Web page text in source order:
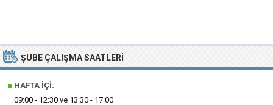
ŞUBE ÇALIŞMA SAATLERI
■ HAFTA İÇI:
09:00 - 12:30 ve 13:30 - 17:00